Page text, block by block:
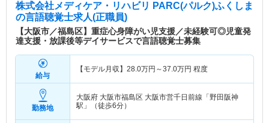
株式会社メディケア・リハビリ PARC(パルク)ふくしま
の言語聴覚士求人(正職員)
【大阪市／福島区】重症心身障がい児支援／未経験可◎児童発
達支援・放課後等デイサービスで言語聴覚士募集
給与
【モデル月収】 28.0万円～37.0万円 程度
勤務地
大阪府 大阪市福島区 大阪市営千日前線「野田阪神
駅」（徒歩6分）